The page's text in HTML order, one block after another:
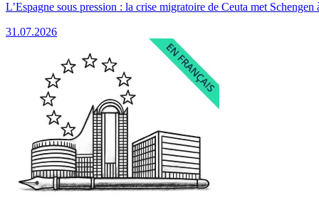
L’Espagne sous pression : la crise migratoire de Ceuta met Schengen
31.07.2026